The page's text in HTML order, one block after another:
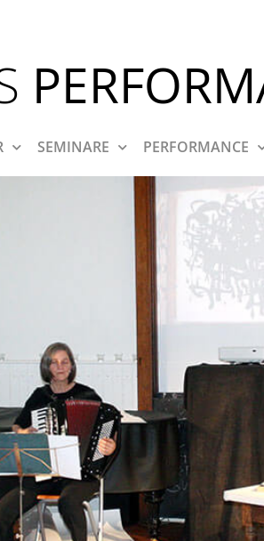
SEMINARE PERFORMANCE